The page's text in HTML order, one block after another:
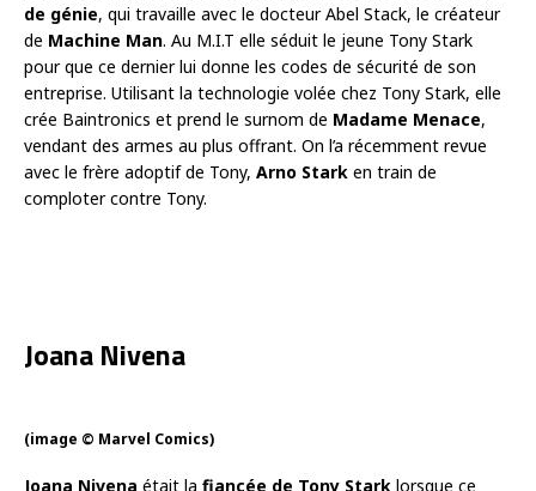
de génie, qui travaille avec le docteur Abel Stack, le créateur
de Machine Man. Au M.I.T elle séduit le jeune Tony Stark
pour que ce dernier lui donne les codes de sécurité de son
entreprise. Utilisant la technologie volée chez Tony Stark, elle
crée Baintronics et prend le surnom de Madame Menace,
vendant des armes au plus offrant. On l’a récemment revue
avec le frère adoptif de Tony, Arno Stark en train de
comploter contre Tony.
Joana Nivena
(image © Marvel Comics)
Joana Nivena était la fiancée de Tony Stark lorsque ce